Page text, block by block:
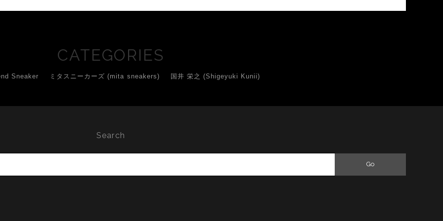
CATEGORIES
Sneaker ミタスニーカーズ (mita sneakers) 国井 栄之 (Shigeyuki Kunii)
Search